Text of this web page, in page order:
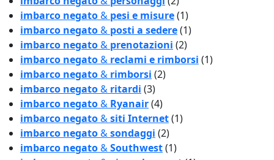
imbarco negato& pesi e misure(1)
imbarco negato& posti a sedere(1)
imbarco negato& prenotazioni (2)
imbarco negato& reclami e rimborsi (1)
imbarco negato& rimborsi (2)
imbarco negato& ritardi (3)
imbarco negato& Ryanair(4)
imbarco negato&siti Internet(1)
imbarco negato&sondaggi (2)
imbarco negato&Southwest(1)